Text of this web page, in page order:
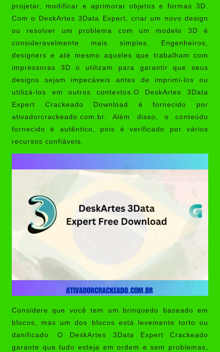
projetar, modificar e aprimorar objetos e formas 3D.
Com o DeskArtes 3Data Expert, criar um novo design
ou resolver um problema com um modelo 3D é
consideravelmente mais simples. Engenheiros,
designers e até mesmo aqueles que trabalham com
impressoras 3D o utilizam para garantir que seus
designs sejam impecáveis ​​antes de imprimi-los ou
utilizá-los em outros contextos.O DeskArtes 3Data
Expert Crackeado Download é fornecido por
ativadorcrackeado.com.br . Além disso, o conteúdo
fornecido é autêntico, pois é verificado por vários
recursos confiáveis.
Considere que você tem um brinquedo baseado em
blocos, mas um dos blocos está levemente torto ou
danificado. O
DeskArtes 3Data Expert Crackeado
garante que tudo esteja em ordem e sem problemas,